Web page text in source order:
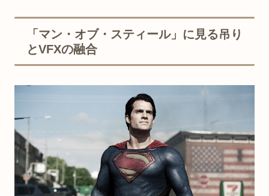
「マン・オブ・スティール」に見る吊り
とVFXの融合